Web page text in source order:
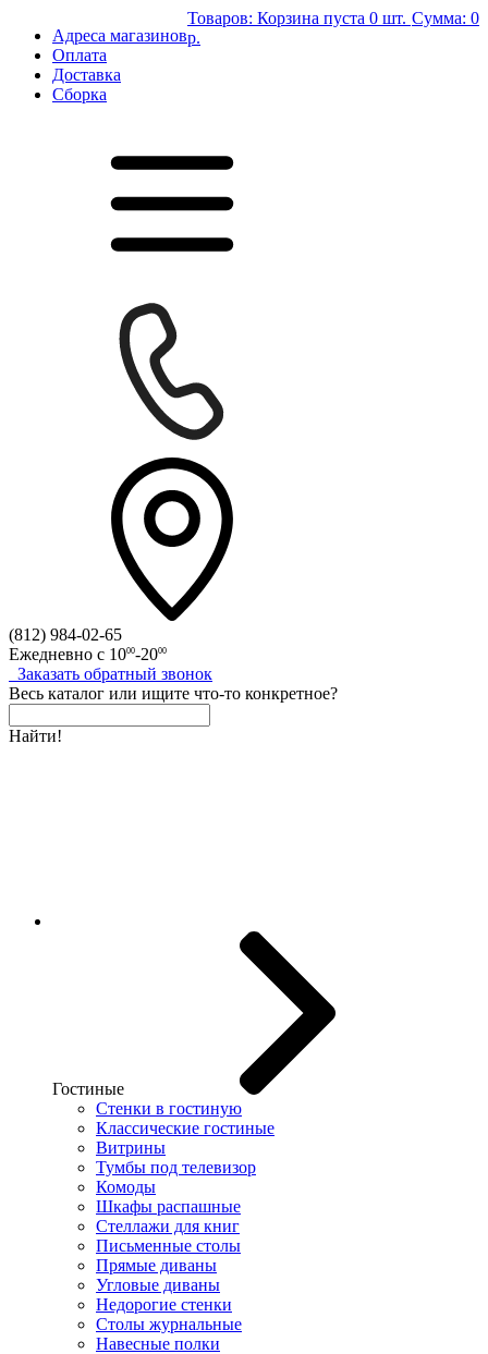
Адреса магазинов
Оплата
Доставка
Сборка
Товаров: Корзина пуста 0 шт. Сумма: 0
р.
(812) 984-02-65
Ежедневно с 1000-2000
Заказать обратный звонок
Весь каталог или ищите что-то конкретное?
Найти!
Гостиные
Стенки в гостиную
Классические гостиные
Витрины
Тумбы под телевизор
Комоды
Шкафы распашные
Стеллажи для книг
Письменные столы
Прямые диваны
Угловые диваны
Недорогие стенки
Столы журнальные
Навесные полки